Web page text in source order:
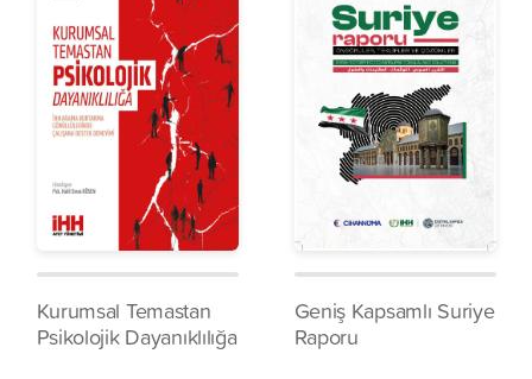
Kurumsal Temastan
Psikolojik Dayanıklılığa
Geniş Kapsamlı Suriye
Raporu